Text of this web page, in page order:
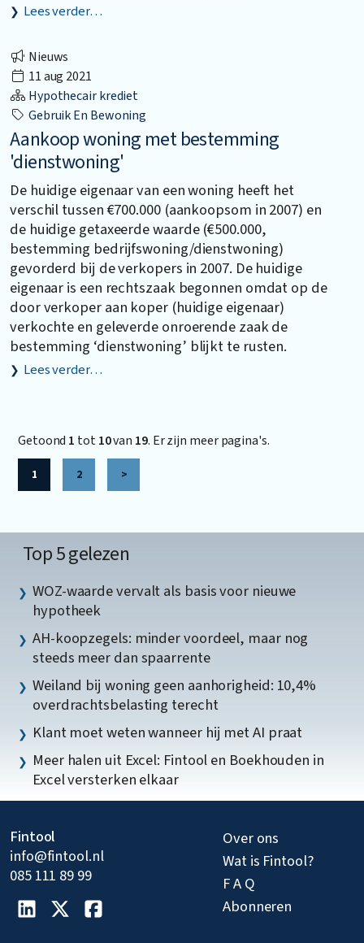
Lees verder…
Nieuws
11 aug 2021
Hypothecair krediet
Gebruik En Bewoning
Aankoop woning met bestemming
'dienstwoning'
De huidige eigenaar van een woning heeft het
verschil tussen €700.000 (aankoopsom in 2007) en
de huidige getaxeerde waarde (€500.000,
bestemming bedrijfswoning/dienstwoning)
gevorderd bij de verkopers in 2007. De huidige
eigenaar is een rechtszaak begonnen omdat op de
door verkoper aan koper (huidige eigenaar)
verkochte en geleverde onroerende zaak de
bestemming ‘dienstwoning’ blijkt te rusten.
Lees verder…
Getoond 1 tot10van 19. Er zijn meer pagina's.
1 2 >
Top 5 gelezen
WOZ-waarde vervalt als basis voor nieuwe
hypotheek
AH-koopzegels: minder voordeel, maar nog
steeds meer dan spaarrente
Weiland bij woning geen aanhorigheid: 10,4%
overdrachtsbelasting terecht
Klant moet weten wanneer hij met AI praat
Meer halen uit Excel: Fintool en Boekhouden in
Excel versterken elkaar
Fintool
info@fintool.nl
085 111 89 99
Over ons
Wat is Fintool?
F A Q
Abonneren